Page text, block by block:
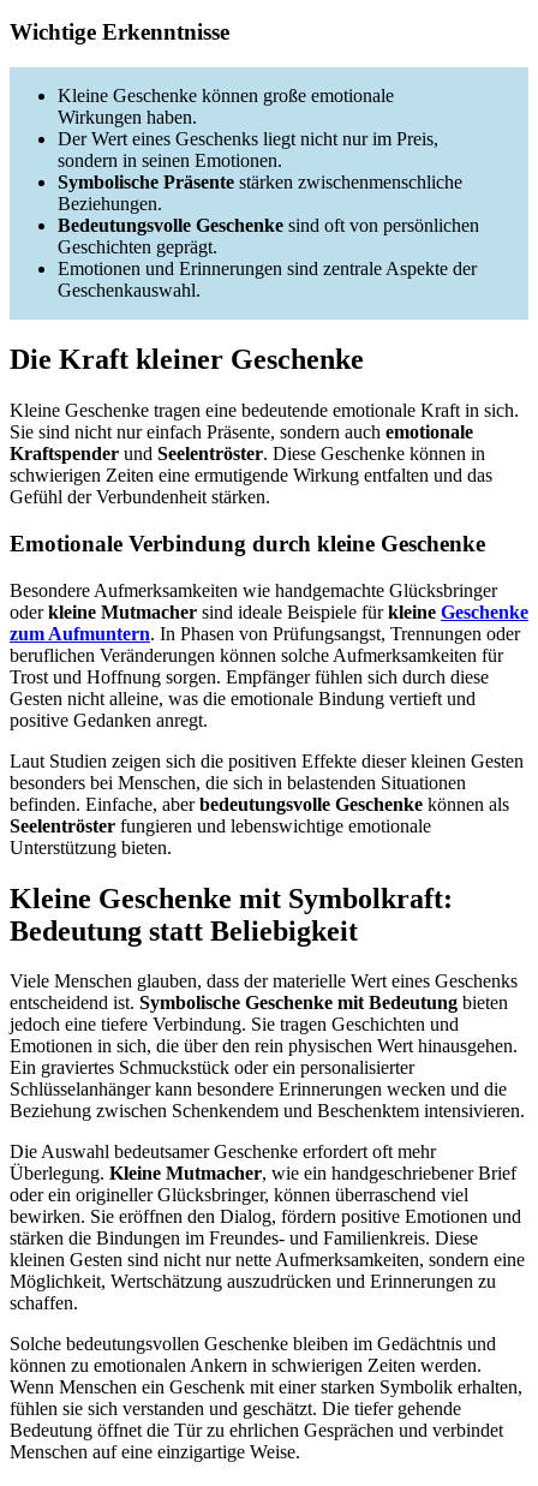
Wichtige Erkenntnisse
Kleine Geschenke können große emotionale
Wirkungen haben.
Der Wert eines Geschenks liegt nicht nur im Preis,
sondern in seinen Emotionen.
Symbolische Präsente stärken zwischenmenschliche
Beziehungen.
Bedeutungsvolle Geschenke sind oft von persönlichen
Geschichten geprägt.
Emotionen und Erinnerungen sind zentrale Aspekte der
Geschenkauswahl.
Die Kraft kleiner Geschenke
Kleine Geschenke tragen eine bedeutende emotionale Kraft in sich.
Sie sind nicht nur einfach Präsente, sondern auch emotionale
Kraftspender und Seelentröster. Diese Geschenke können in
schwierigen Zeiten eine ermutigende Wirkung entfalten und das
Gefühl der Verbundenheit stärken.
Emotionale Verbindung durch kleine Geschenke
Besondere Aufmerksamkeiten wie handgemachte Glücksbringer
oderkleine Mutmacher sind ideale Beispiele fürkleine Geschenke
zum Aufmuntern. In Phasen von Prüfungsangst, Trennungen oder
beruflichen Veränderungen können solche Aufmerksamkeiten für
Trost und Hoffnung sorgen. Empfänger fühlen sich durch diese
Gesten nicht alleine, was die emotionale Bindung vertieft und
positive Gedanken anregt.
Laut Studien zeigen sich die positiven Effekte dieser kleinen Gesten
besonders bei Menschen, die sich in belastenden Situationen
befinden. Einfache, aberbedeutungsvolle Geschenke können als
Seelentröster fungieren und lebenswichtige emotionale
Unterstützung bieten.
Kleine Geschenke mit Symbolkraft:
Bedeutung statt Beliebigkeit
Viele Menschen glauben, dass der materielle Wert eines Geschenks
entscheidend ist. Symbolische Geschenke mit Bedeutung bieten
jedoch eine tiefere Verbindung. Sie tragen Geschichten und
Emotionen in sich, die über den rein physischen Wert hinausgehen.
Ein graviertes Schmuckstück oder ein personalisierter
Schlüsselanhänger kann besondere Erinnerungen wecken und die
Beziehung zwischen Schenkendem und Beschenktem intensivieren.
Die Auswahl bedeutsamer Geschenke erfordert oft mehr
Überlegung. Kleine Mutmacher, wie ein handgeschriebener Brief
oder ein origineller Glücksbringer, können überraschend viel
bewirken. Sie eröffnen den Dialog, fördern positive Emotionen und
stärken die Bindungen im Freundes- und Familienkreis. Diese
kleinen Gesten sind nicht nur nette Aufmerksamkeiten, sondern eine
Möglichkeit, Wertschätzung auszudrücken und Erinnerungen zu
schaffen.
Solche bedeutungsvollen Geschenke bleiben im Gedächtnis und
können zu emotionalen Ankern in schwierigen Zeiten werden.
Wenn Menschen ein Geschenk mit einer starken Symbolik erhalten,
fühlen sie sich verstanden und geschätzt. Die tiefer gehende
Bedeutung öffnet die Tür zu ehrlichen Gesprächen und verbindet
Menschen auf eine einzigartige Weise.